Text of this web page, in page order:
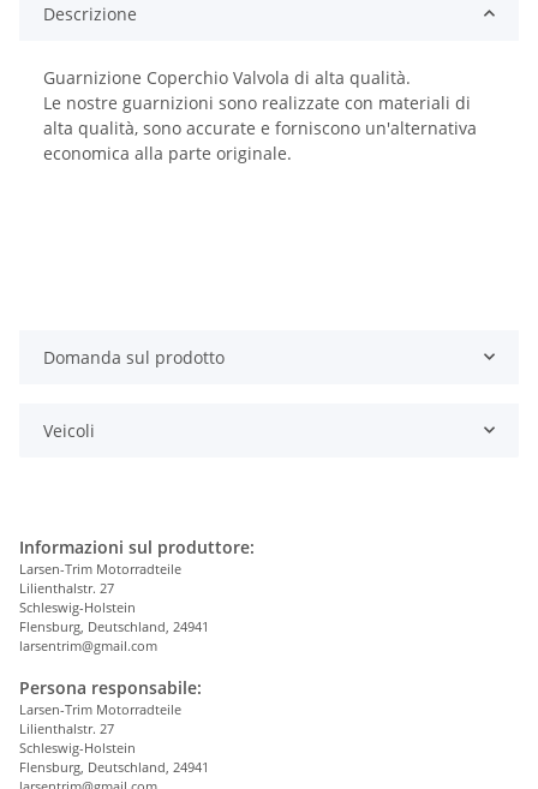
Descrizione
Guarnizione Coperchio Valvola di alta qualità.
Le nostre guarnizioni sono realizzate con materiali di
alta qualità, sono accurate e forniscono un'alternativa
economica alla parte originale.
Domanda sul prodotto
Veicoli
Informazioni sul produttore:
Larsen-Trim Motorradteile
Lilienthalstr. 27
Schleswig-Holstein
Flensburg, Deutschland, 24941
larsentrim@gmail.com
Persona responsabile:
Larsen-Trim Motorradteile
Lilienthalstr. 27
Schleswig-Holstein
Flensburg, Deutschland, 24941